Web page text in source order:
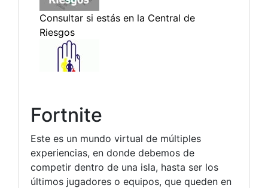
Fortnite
Este es un mundo virtual de múltiples
experiencias, en donde debemos de
competir dentro de una isla, hasta ser los
últimos jugadores o equipos, que queden en